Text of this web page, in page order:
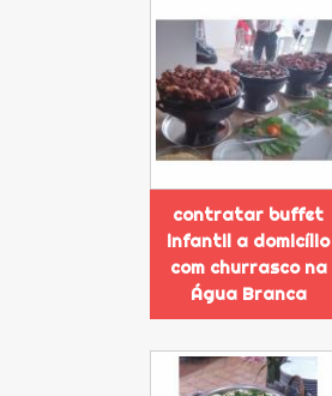
contratar buffet
infantil a domicílio
com churrasco na
Água Branca